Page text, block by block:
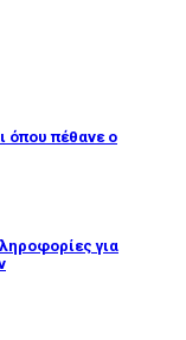
όπου πέθανε ο
για